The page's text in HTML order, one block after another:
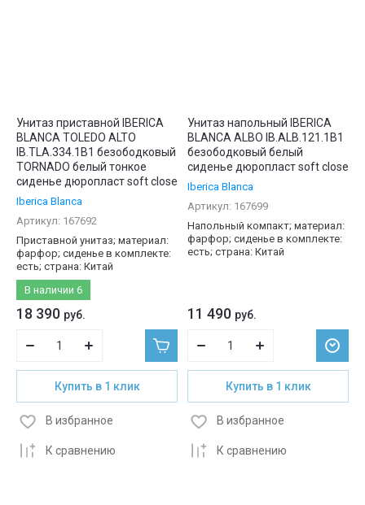
Унитаз приставной IBERICA
BLANCA TOLEDO ALTO
IB.TLA.334.1B1 безободковый
TORNADO белый тонкое
сиденье дюропласт soft close
Iberica Blanca
Артикул: 167692
Приставной унитаз; материал:
фарфор; сиденье в комплекте:
есть; страна: Китай
В наличии 6
18 390 руб.
Купить в 1 клик
К сравнению
В избранное
Унитаз напольный IBERICA
BLANCA ALBO IB.ALB.121.1B1
безободковый белый
сиденье дюропласт soft close
Iberica Blanca
Артикул: 167699
Напольный компакт; материал:
фарфор; сиденье в комплекте:
есть; страна: Китай
11 490 руб.
Купить в 1 клик
К сравнению
В избранное